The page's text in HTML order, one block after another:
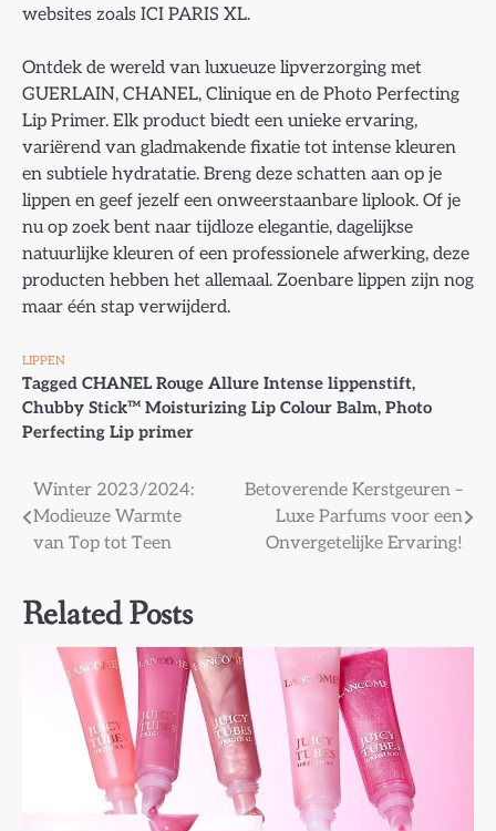
websites zoals ICI PARIS XL.
Ontdek de wereld van luxueuze lipverzorging met
GUERLAIN, CHANEL, Clinique en de Photo Perfecting
Lip Primer. Elk product biedt een unieke ervaring,
variërend van gladmakende fixatie tot intense kleuren
en subtiele hydratatie. Breng deze schatten aan op je
lippen en geef jezelf een onweerstaanbare liplook. Of je
nu op zoek bent naar tijdloze elegantie, dagelijkse
natuurlijke kleuren of een professionele afwerking, deze
producten hebben het allemaal. Zoenbare lippen zijn nog
maar één stap verwijderd.
LIPPEN
Tagged CHANEL Rouge Allure Intense lippenstift,
Chubby Stick™ Moisturizing Lip Colour Balm, Photo
Perfecting Lip primer
Bericht
navigatie
Winter 2023/2024:
Modieuze Warmte
van Top tot Teen
Betoverende Kerstgeuren –
Luxe Parfums voor een
Onvergetelijke Ervaring!
Related Posts